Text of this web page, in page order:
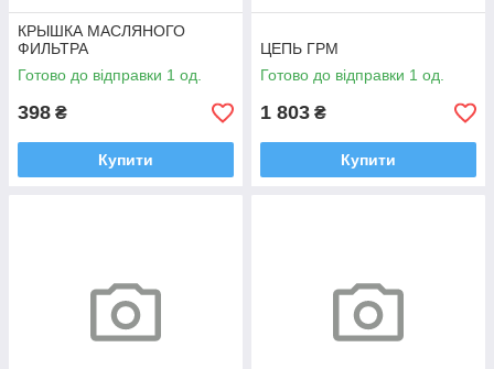
КРЫШКА МАСЛЯНОГО
ФИЛЬТРА
Готово до відправки 1 од.
398 ₴
Купити
ЦЕПЬ ГРМ
Готово до відправки 1 од.
1 803 ₴
Купити